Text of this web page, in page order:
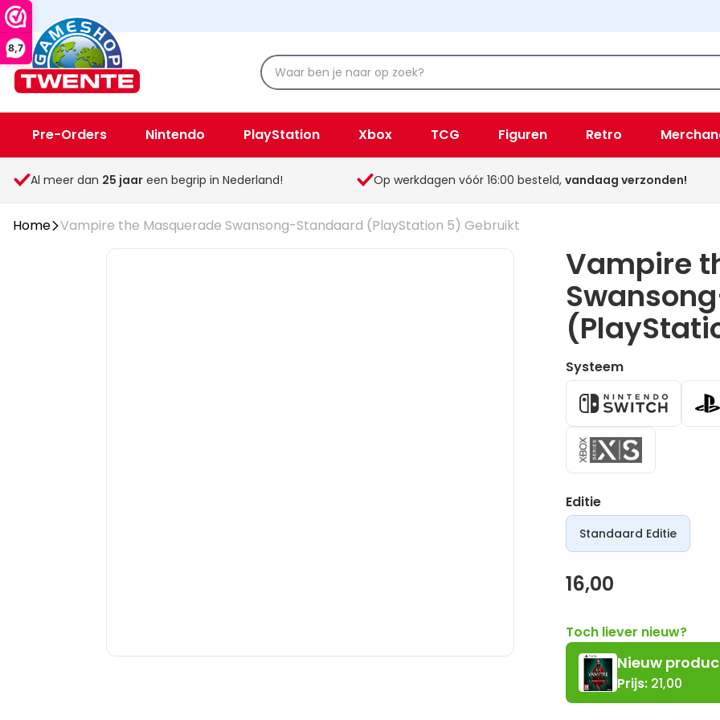
8,7
Pre-Orders Nintendo PlayStation Xbox TCG Figuren Retro
Spellen & Speelgoed Overige
Al meer dan 25 jaar een begrip in Nederland! Op werkdagen vóór 16:00 besteld, vandaag verzonden!
Home Vampire the Masquerade Swansong-Standaard (PlayStation 5) Gebruikt
Vampire
Systeem
Editie
Standaard Editie
16,00
Toch liever nieuw?
Nieuw
Prijs: 21,00